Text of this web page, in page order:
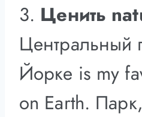
3. Ценить
Центральный
Йорке is my
on Earth.